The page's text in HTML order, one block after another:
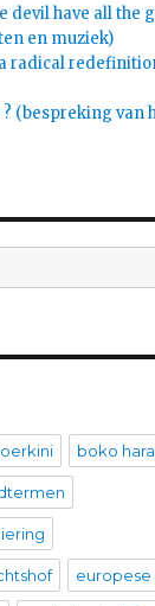
devil have all the
en muziek)
radical
(bespreking van
boko
europese